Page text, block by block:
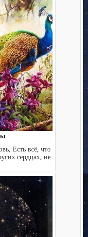
Есть всё, что
сердцах, не